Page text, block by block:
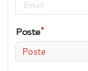
Poste
Poste